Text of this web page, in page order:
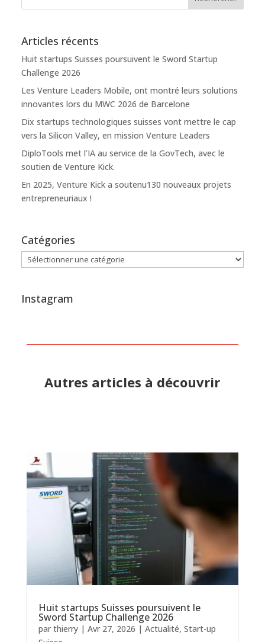
Articles récents
Huit startups Suisses poursuivent le Sword Startup
Challenge 2026
Les Venture Leaders Mobile, ont montré leurs solutions
innovantes lors du MWC 2026 de Barcelone
Dix startups technologiques suisses vont mettre le cap
vers la Silicon Valley, en mission Venture Leaders
DiploTools met l’IA au service de la GovTech, avec le
soutien de Venture Kick.
En 2025, Venture Kick a soutenu130 nouveaux projets
entrepreneuriaux !
Catégories
Catégories
Instagram
Autres articles à découvrir
Huit startups Suisses poursuivent le
Sword Startup Challenge 2026
par thierry| Avr 27, 2026 | Actualité, Start-up